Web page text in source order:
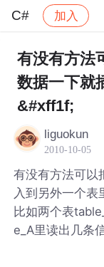
C# 加入
社区 C#
有没有方法
数据一下就
&#xff1f;
liguokun
2010-10-05
有没有方法可以
入到另外一个表
比如两个表
e_A里读出几条